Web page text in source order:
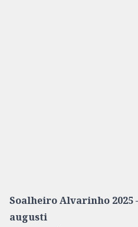
Soalheiro Alvarinho 2025
augusti